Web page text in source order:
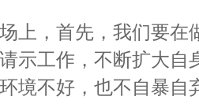
上，首先，我们要
示工作，不断扩大
境不好，也不自暴自